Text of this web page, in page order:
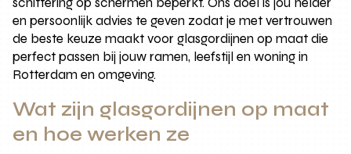
en persoonlijk advies te geven zodat je met vertrouwen
de beste keuze maakt voor glasgordijnen op maat die
perfect passen bij jouw ramen, leefstijl en woning in
Rotterdam en omgeving.
Wat zijn glasgordijnen op maat
en hoe werken ze